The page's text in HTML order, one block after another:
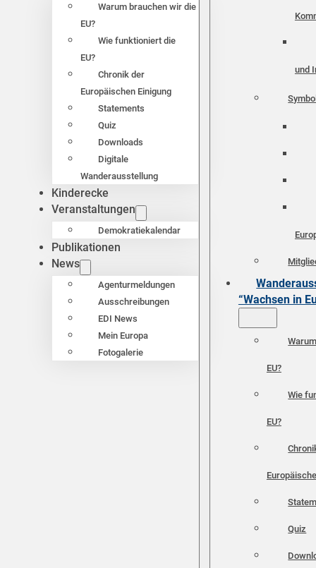
Warum brauchen wir die
EU?
Wie funktioniert die
EU?
Chronik der
Europäischen Einigung
Statements
Quiz
Downloads
Digitale
Wanderausstellung
Kinderecke
Veranstaltungen
Demokratiekalendar
Publikationen
News
Agenturmeldungen
Ausschreibungen
EDI News
Mein Europa
Fotogalerie
und
“Wachsen in
EU?
Wie
EU?
Quiz